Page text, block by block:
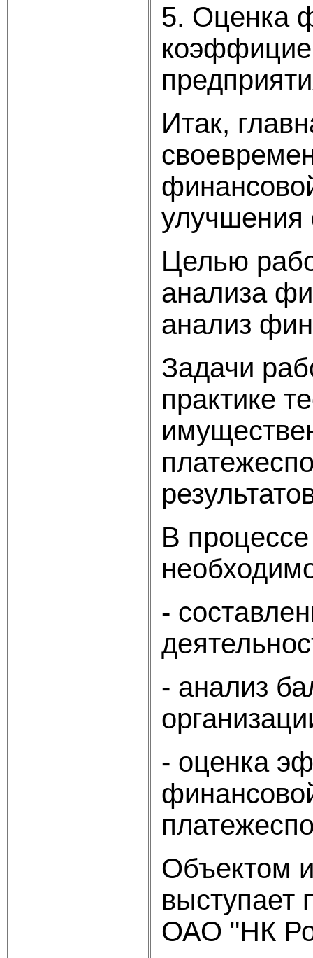
5. Оценка
Итак,
улучшения
Целью
анализа
анализ
Задачи
практике
В
-
- анализ
- оценка
Объектом
выступает
ОАО "НК